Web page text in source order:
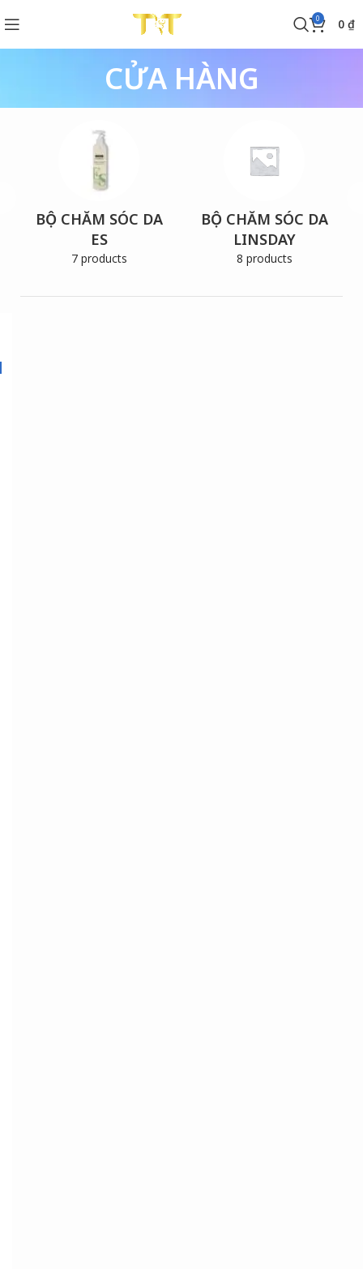
0 0 ₫
CỬA HÀNG
BỘ CHĂM SÓC DA
ES
7 products
BỘ CHĂM SÓC DA
LINSDAY
8 products